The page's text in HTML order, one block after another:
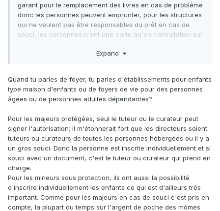
garant pour le remplacement des livres en cas de problème
donc les personnes peuvent emprunter, pour les structures
qui ne veulent pas être responsables du prêt en cas de
souci, les personnes n'ont une carte qu'en consultation sur
d'emploi qui liste selon les structures si la carte peut être
Expand
Quand tu parles de foyer, tu parles d'établissements pour enfants
type maison d'enfants ou de foyers de vie pour des personnes
âgées ou de personnes adultes dépendantes?
Pour les majeurs protégées, seul le tuteur ou le curateur peut
signer l'autorisation; il m'étonnerait fort que les directeurs soient
tuteurs ou curateurs de toutes les personnes hébergées ou il y a
un gros souci. Donc la personne est inscrite individuellement et si
souci avec un document, c'est le tuteur ou curateur qui prend en
charge.
Pour les mineurs sous protection, ils ont aussi la possibilité
d'inscrire individuellement les enfants ce qui est d'ailleurs très
important. Comme pour les majeurs en cas de souci c'est pris en
compte, la plupart du temps sur l'argent de poche des mômes.